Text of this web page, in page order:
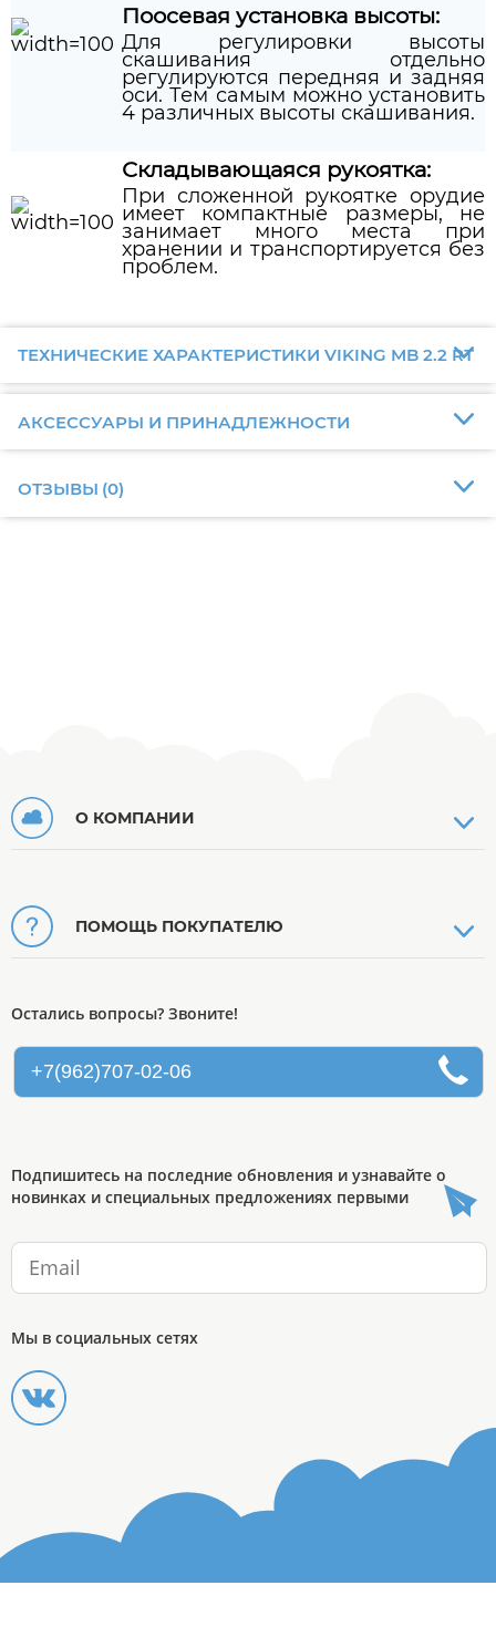
Поосевая установка высоты:
Для регулировки высоты
скашивания отдельно
регулируются передняя и задняя
оси. Тем самым можно установить
4 различных высоты скашивания.
Складывающаяся рукоятка:
При сложенной рукоятке орудие
имеет компактные размеры, не
занимает много места при
хранении и транспортируется без
проблем.
ТЕХНИЧЕСКИЕ ХАРАКТЕРИСТИКИ VIKING MB 2.2 RТ
АКСЕССУАРЫ И ПРИНАДЛЕЖНОСТИ
ОТЗЫВЫ (0)
О КОМПАНИИ
ПОМОЩЬ ПОКУПАТЕЛЮ
Остались вопросы? Звоните!
+7(962)707-02-06
Подпишитесь на последние обновления и узнавайте о
новинках и специальных предложениях первыми
Мы в социальных сетях